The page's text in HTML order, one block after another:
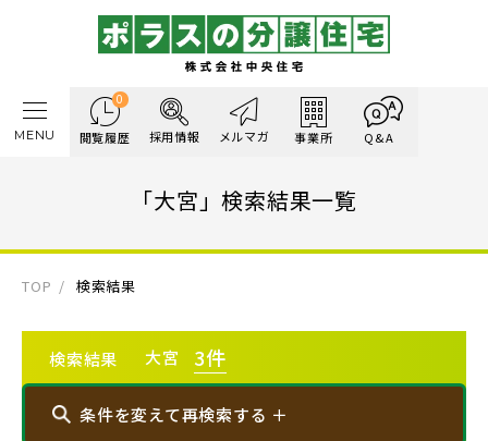
0
閲覧履歴 採用情報 メルマガ 事業所 Q&A
MENU
「大宮」検索結果一覧
TOP 検索結果
検索結果 大宮 3件
条件を変えて再検索する ＋